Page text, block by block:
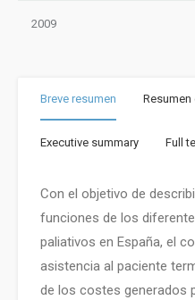
2009
Breve resumen Resumen
Executive summary Full
Con el objetivo de
funciones de los
paliativos en España, el
asistencia al paciente
de los costes generados